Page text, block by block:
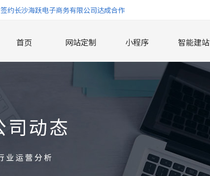
签约长沙海跃电子商务有限公司达成合作
签约湖南弘毅化工科技有限公司达成合作
签约唐女士网站达成合作
签约长沙市开福区小毛驴食品便利店达成合作
签约长沙智在必行文化传播有限公司达成合作
首页 网站定制 小程序 智能建站